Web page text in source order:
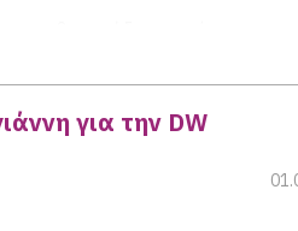
η βροντώδης φωνή του
Σχινά να εμψυχώνει τους
αντίσταση.
για την DW